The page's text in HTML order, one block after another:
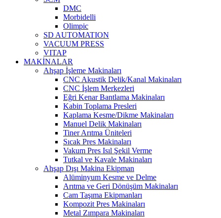
DMC
Morbidelli
Olimpic
SD AUTOMATION
VACUUM PRESS
VITAP
MAKİNALAR
Ahşap İşleme Makinaları
CNC Akustik Delik/Kanal Makinaları
CNC İşlem Merkezleri
Eğri Kenar Bantlama Makinaları
Kabin Toplama Presleri
Kaplama Kesme/Dikme Makinaları
Manuel Delik Makinaları
Tiner Arıtma Üniteleri
Sıcak Pres Makinaları
Vakum Pres Isıl Şekil Verme
Tutkal ve Kavale Makinaları
Ahşap Dışı Makina Ekipman
Alüminyum Kesme ve Delme
Arıtma ve Geri Dönüşüm Makinaları
Cam Taşıma Ekipmanları
Kompozit Pres Makinaları
Metal Zımpara Makinaları